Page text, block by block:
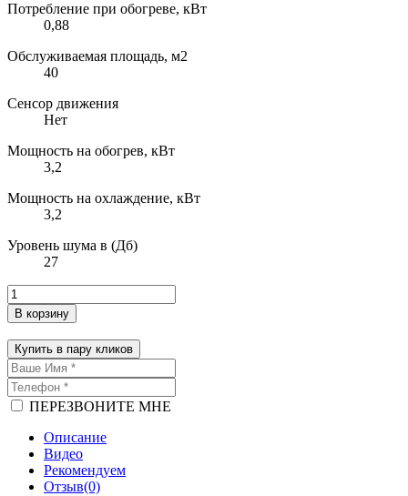
Потребление при обогреве, кВт
0,88
Обслуживаемая площадь, м2
40
Сенсор движения
Нет
Мощность на обогрев, кВт
3,2
Мощность на охлаждение, кВт
3,2
Уровень шума в (Дб)
27
В корзину
Купить в пару кликов
ПЕРЕЗВОНИТЕ МНЕ
Описание
Видео
Рекомендуем
Отзыв(0)